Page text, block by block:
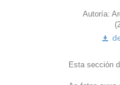
Autoría:
Esta sección